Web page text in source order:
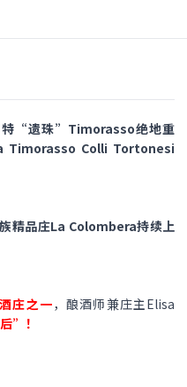
特“遗珠”Timorasso绝地重
Timorasso Colli Tortonesi
精品庄La Colombera持续上
庄之一，酿酒师兼庄主Elisa
”！